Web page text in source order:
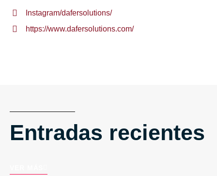
Instagram/dafersolutions/
https://www.dafersolutions.com/
Entradas recientes